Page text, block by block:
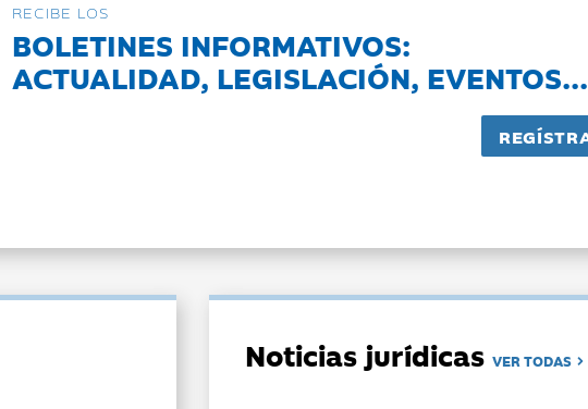
RECIBE LOS
BOLETINES INFORMATIVOS:
ACTUALIDAD, LEGISLACIÓN, EVENTOS...
Noticias jurídicasVER TODAS